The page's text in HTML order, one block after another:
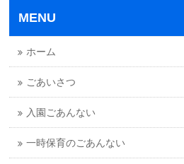
MENU
ホーム
ごあいさつ
入園ごあんない
一時保育のごあんない